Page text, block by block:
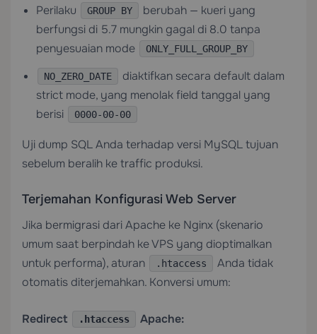
Perilaku
GROUP BY
berubah — kueri yang
berfungsi di 5.7 mungkin gagal di 8.0 tanpa
penyesuaian mode
ONLY_FULL_GROUP_BY
NO_ZERO_DATE
diaktifkan secara default dalam
strict mode, yang menolak field tanggal yang
berisi
0000-00-00
Uji dump SQL Anda terhadap versi MySQL tujuan
sebelum beralih ke traffic produksi.
Terjemahan Konfigurasi Web Server
Jika bermigrasi dari Apache ke Nginx (skenario
umum saat berpindah ke VPS yang dioptimalkan
untuk performa), aturan
.htaccess
Anda tidak
otomatis diterjemahkan. Konversi umum:
Redirect .htaccess Apache: